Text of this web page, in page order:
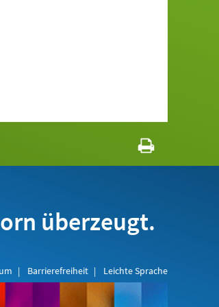
überzeugt.
Barrierefreiheit Leichte Sprache